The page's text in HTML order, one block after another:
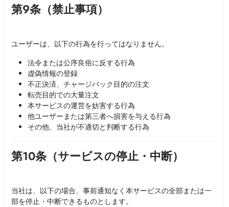
第9条（禁止事項）
ユーザーは、以下の行為を行ってはなりません。
法令または公序良俗に反する行為
虚偽情報の登録
不正決済、チャージバック目的の注文
転売目的での大量注文
本サービスの運営を妨害する行為
他ユーザーまたは第三者へ損害を与える行為
その他、当社が不適切と判断する行為
第10条（サービスの停止・中断）
当社は、以下の場合、事前通知なく本サービスの全部または一
部を停止・中断できるものとします。